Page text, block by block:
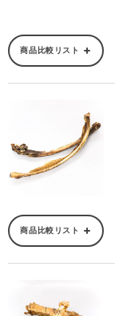
商品比較リスト
商品比較リスト